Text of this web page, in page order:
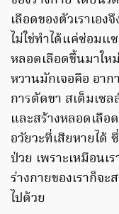
เลือดของตัวเราเอ
ไม่ใช่ทำได้แค่ซ่อมแ
หลอดเลือดขึ้นมาให
หวานมักเจอคือ อา
การตัดขา สเต็มเซ
และสร้างหลอดเลือ
อวัยวะที่เสียหายได้
ป่วย เพราะเหมือน
ร่างกายของเราก็จ
ไปด้วย